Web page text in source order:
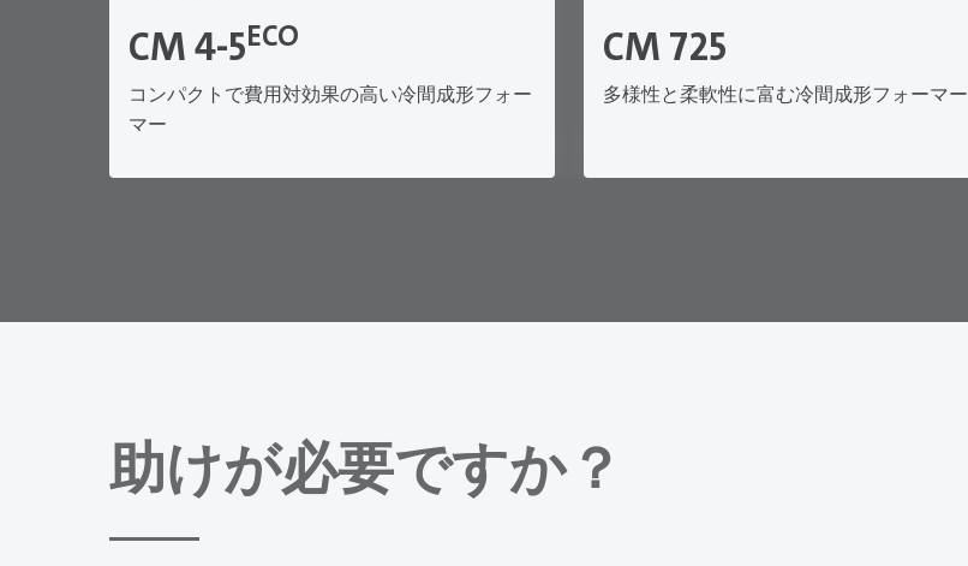
CM 4-5ECO
コンパクトで費用対効果の高い冷間成形フォー
マー
CM 725
多様性と柔軟性に富む冷間成形フォーマー
助けが必要ですか？